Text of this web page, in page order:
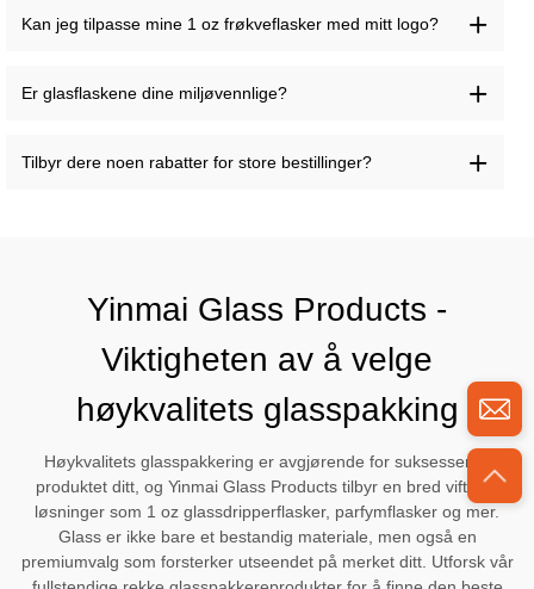
Kan jeg tilpasse mine 1 oz frøkveflasker med mitt logo?
Er glasflaskene dine miljøvennlige?
Tilbyr dere noen rabatter for store bestillinger?
Yinmai Glass Products -
Viktigheten av å velge
høykvalitets glasspakking
Høykvalitets glasspakkering er avgjørende for suksessen til
produktet ditt, og Yinmai Glass Products tilbyr en bred vifte av
løsninger som 1 oz glassdripperflasker, parfymflasker og mer.
Glass er ikke bare et bestandig materiale, men også en
premiumvalg som forsterker utseendet på merket ditt. Utforsk vår